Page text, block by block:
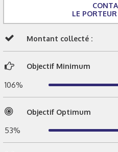
LE
Montant collecté :
Objectif Minimum
106%
Objectif Optimum
53%